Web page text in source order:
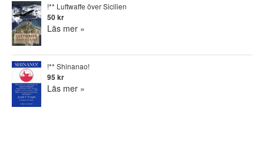
!** Luftwaffe över Sicilien
50 kr
Läs mer »
!** Shinanao!
95 kr
Läs mer »